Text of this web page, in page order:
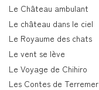
Le Château ambulant
Le château dans le ciel
Le Royaume des chats
Le vent se lève
Le Voyage de Chihiro
Les Contes de Terremer